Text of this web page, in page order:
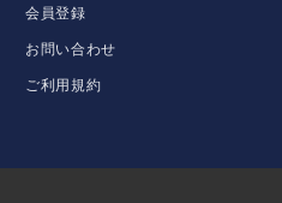
会員登録
お問い合わせ
ご利用規約